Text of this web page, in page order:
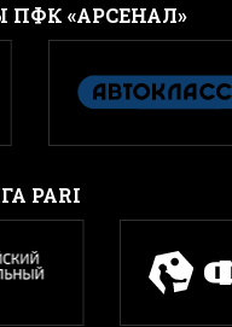
«АРСЕНАЛ»
PARI